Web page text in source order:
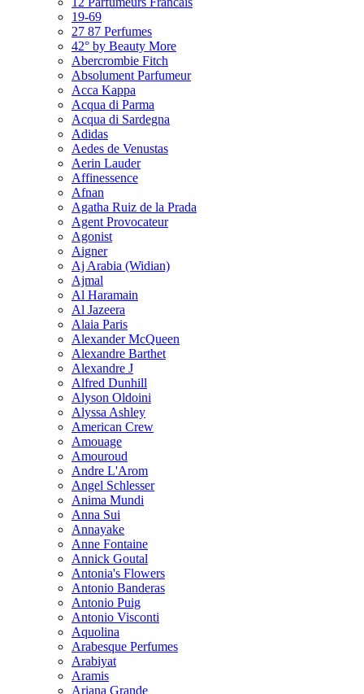
19-69
27 87 Perfumes
42° by Beauty More
Abercrombie Fitch
Absolument Parfumeur
Acca Kappa
Acqua di Parma
Acqua di Sardegna
Adidas
Aedes de Venustas
Aerin Lauder
Affinessence
Afnan
Agatha Ruiz de la Prada
Agent Provocateur
Agonist
Aigner
Aj Arabia (Widian)
Ajmal
Al Haramain
Al Jazeera
Alaia Paris
Alexander McQueen
Alexandre Barthet
Alexandre J
Alfred Dunhill
Alyson Oldoini
Alyssa Ashley
American Crew
Amouage
Amouroud
Andre L'Arom
Angel Schlesser
Anima Mundi
Anna Sui
Annayake
Anne Fontaine
Annick Goutal
Antonia's Flowers
Antonio Banderas
Antonio Puig
Antonio Visconti
Aquolina
Arabesque Perfumes
Arabiyat
Aramis
Ariana Grande